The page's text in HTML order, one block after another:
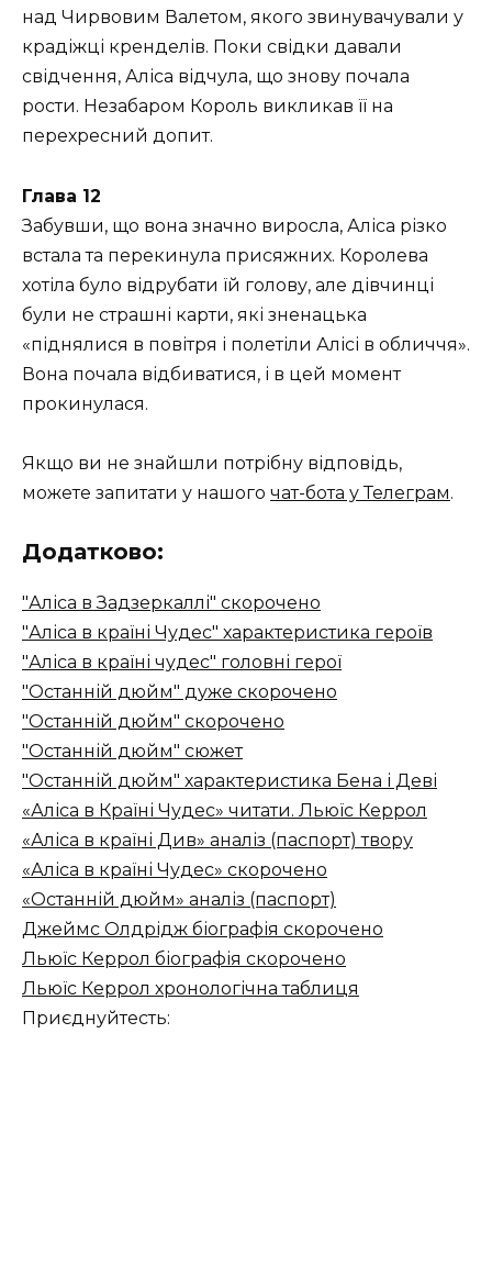
над Чирвовим Валетом, якого звинувачували у
крадіжці кренделів. Поки свідки давали
свідчення, Аліса відчула, що знову почала
рости. Незабаром Король викликав її на
перехресний допит.
Глава 12
Забувши, що вона значно виросла, Аліса різко
встала та перекинула присяжних. Королева
хотіла було відрубати їй голову, але дівчинці
були не страшні карти, які зненацька
«піднялися в повітря і полетіли Алісі в обличчя».
Вона почала відбиватися, і в цей момент
прокинулася.
Якщо ви не знайшли потрібну відповідь,
можете запитати у нашого чат-бота у Телеграм.
Додатково:
"Аліса в Задзеркаллі" скорочено
"Аліса в країні Чудес" характеристика героїв
"Аліса в країні чудес" головні герої
"Останній дюйм" дуже скорочено
"Останній дюйм" скорочено
"Останній дюйм" сюжет
"Останній дюйм" характеристика Бена і Деві
«Аліса в Країні Чудес» читати. Льюїс Керрол
«Аліса в країні Див» аналіз (паспорт) твору
«Аліса в країні Чудес» скорочено
«Останній дюйм» аналіз (паспорт)
Джеймс Олдрідж біографія скорочено
Льюїс Керрол біографія скорочено
Льюїс Керрол хронологічна таблиця
Приєднуйтесть: